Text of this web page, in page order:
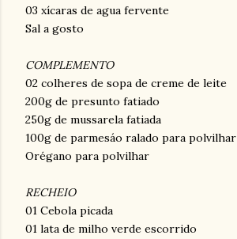
03 xícaras de agua fervente
Sal a gosto
COMPLEMENTO
02 colheres de sopa de creme de leite
200g de presunto fatiado
250g de mussarela fatiada
100g de parmesáo ralado para polvilhar
Orégano para polvilhar
RECHEIO
01 Cebola picada
01 lata de milho verde escorrido